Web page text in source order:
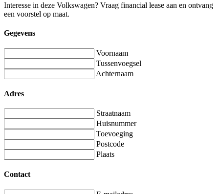
Interesse in deze Volkswagen? Vraag financial lease aan en ontvang
een voorstel op maat.
Gegevens
Voornaam
Tussenvoegsel
Achternaam
Adres
Straatnaam
Huisnummer
Toevoeging
Postcode
Plaats
Contact